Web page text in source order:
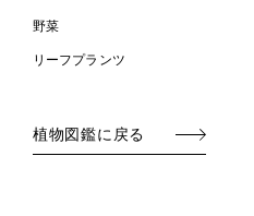
野菜
リーフプランツ
植物図鑑に戻る